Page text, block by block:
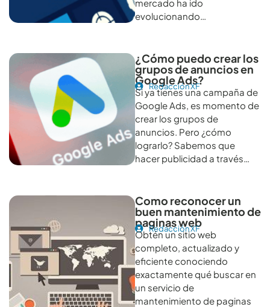
mercado ha ido
evolucionando…
¿Cómo puedo crear los
grupos de anuncios en
Google Ads?
Redacción XF
Si ya tienes una campaña de
Google Ads, es momento de
crear los grupos de
anuncios. Pero ¿cómo
lograrlo? Sabemos que
hacer publicidad a través…
Como reconocer un
buen mantenimiento de
paginas web
Redacción XF
Obtén un sitio web
completo, actualizado y
eficiente conociendo
exactamente qué buscar en
un servicio de
mantenimiento de paginas